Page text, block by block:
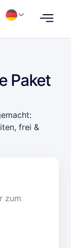
Paket
frei &
zum